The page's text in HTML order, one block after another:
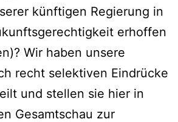
künftigen Regierung in
erhoffen
Wir haben unsere
recht selektiven Eindrücke
und stellen sie hier in
Gesamtschau zur